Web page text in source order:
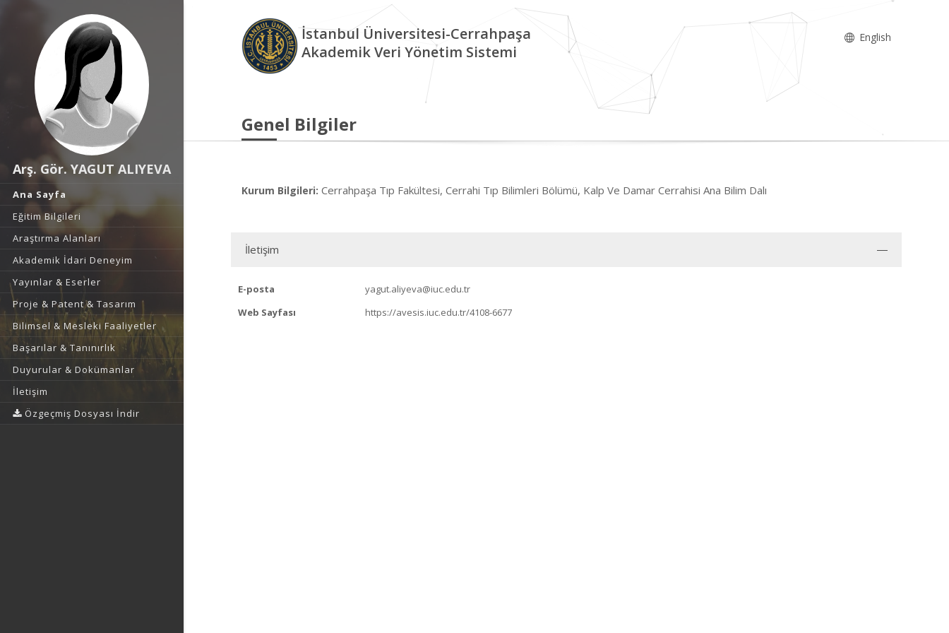
Arş. Gör. YAGUT ALIYEVA
Ana Sayfa
Eğitim Bilgileri
Araştırma Alanları
Akademik İdari Deneyim
Yayınlar & Eserler
Proje & Patent & Tasarım
Bilimsel & Mesleki Faaliyetler
Başarılar & Tanınırlık
Duyurular & Dokümanlar
İletişim
Özgeçmiş Dosyası İndir
İstanbul Üniversitesi-Cerrahpaşa
Akademik Veri Yönetim Sistemi
English
Genel Bilgiler
Kurum Bilgileri: Cerrahpaşa Tıp Fakültesi, Cerrahi Tıp Bilimleri Bölümü, Kalp Ve Damar Cerrahisi Ana Bilim Dalı
İletişim
E-posta
yagut.aliyeva@iuc.edu.tr
Web Sayfası
https://avesis.iuc.edu.tr/4108-6677